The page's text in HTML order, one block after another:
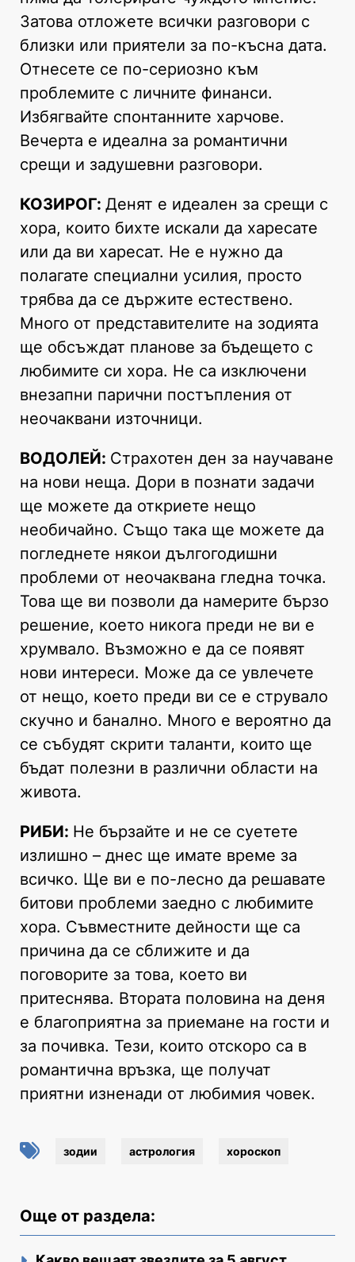
Затова отложете всички разговори с
близки или приятели за по-късна дата.
Отнесете се по-сериозно към
проблемите с личните финанси.
Избягвайте спонтанните харчове.
Вечерта е идеална за романтични
срещи и задушевни разговори.
КОЗИРОГ: Денят е идеален за срещи с
хора, които бихте искали да харесате
или да ви харесат. Не е нужно да
полагате специални усилия, просто
трябва да се държите естествено.
Много от представителите на зодията
ще обсъждат планове за бъдещето с
любимите си хора. Не са изключени
внезапни парични постъпления от
неочаквани източници.
ВОДОЛЕЙ: Страхотен ден за научаване
на нови неща. Дори в познати задачи
ще можете да откриете нещо
необичайно. Също така ще можете да
погледнете някои дългогодишни
проблеми от неочаквана гледна точка.
Това ще ви позволи да намерите бързо
решение, което никога преди не ви е
хрумвало. Възможно е да се появят
нови интереси. Може да се увлечете
от нещо, което преди ви се е струвало
скучно и банално. Много е вероятно да
се събудят скрити таланти, които ще
бъдат полезни в различни области на
живота.
РИБИ: Не бързайте и не се суетете
излишно – днес ще имате време за
всичко. Ще ви е по-лесно да решавате
битови проблеми заедно с любимите
хора. Съвместните дейности ще са
причина да се сближите и да
поговорите за това, което ви
притеснява. Втората половина на деня
е благоприятна за приемане на гости и
за почивка. Тези, които отскоро са в
романтична връзка, ще получат
приятни изненади от любимия човек.
зодии астрология хороскоп
Още от раздела: